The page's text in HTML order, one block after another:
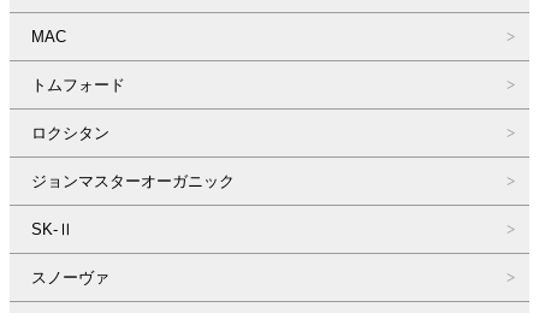
MAC
トムフォード
ロクシタン
ジョンマスターオーガニック
SK-Ⅱ
スノーヴァ